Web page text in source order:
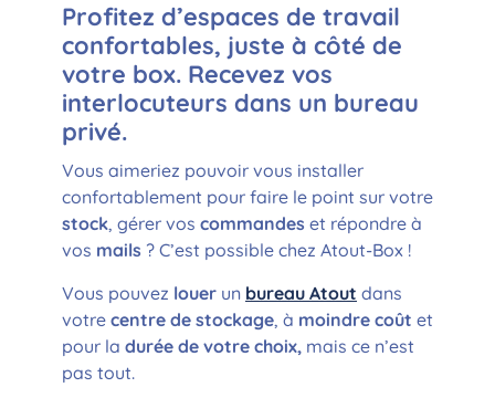
Profitez d’espaces de travail
confortables, juste à côté de
votre box. Recevez vos
interlocuteurs dans un bureau
privé.
Vous aimeriez pouvoir vous installer
confortablement pour faire le point sur votre
stock, gérer vos commandes et répondre à
vos mails ? C’est possible chez Atout-Box !
Vous pouvez louer un bureau Atout dans
votre centre de stockage, à moindre coût et
pour la durée de votre choix, mais ce n’est
pas tout.